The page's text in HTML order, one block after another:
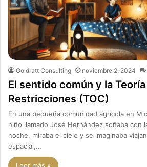
Goldratt Consulting noviembre 2, 2024
El sentido común y la
Restricciones (TOC)
En una pequeña comunidad agrícola en
niño llamado José Hernández soñaba con
noche, miraba el cielo y se imaginaba
espacial,…